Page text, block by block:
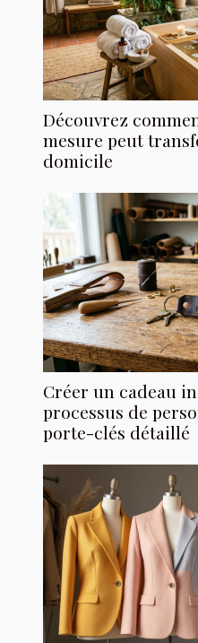
Découvrez
mesure peut
domicile
Créer un cadeau
processus de
porte-clés détaillé